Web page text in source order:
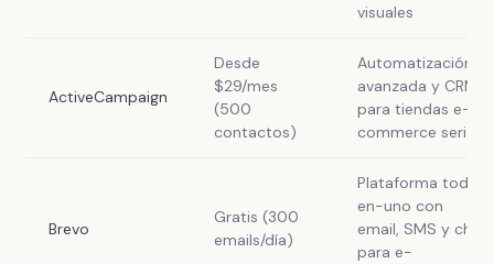
visuales
ActiveCampaign
Desde
$29/mes
(500
contactos)
Automatización
avanzada y CRM
para tiendas e-
commerce serias
Brevo
Gratis (300
emails/día)
Plataforma todo-
en-uno con
email, SMS y chat
para e-